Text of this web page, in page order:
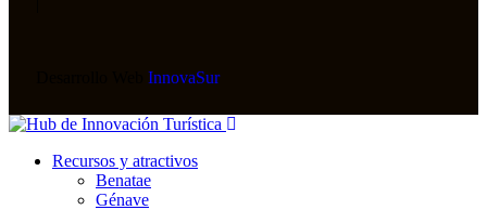
InnovaSur
Recursos y atractivos
Benatae
Génave